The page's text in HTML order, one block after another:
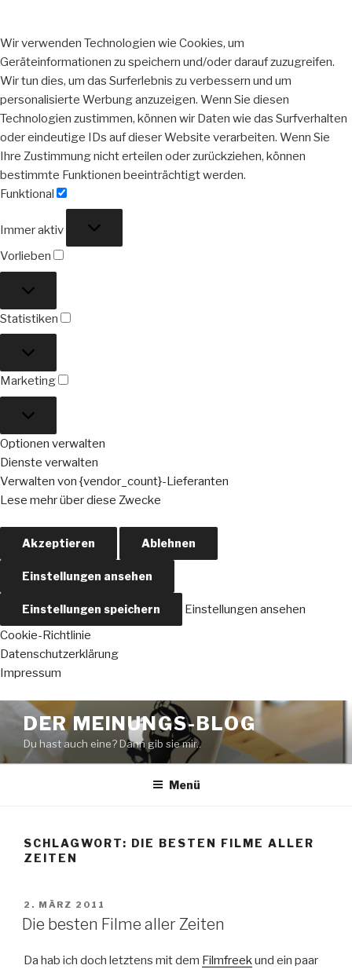
Wir verwenden Technologien wie Cookies, um
Geräteinformationen zu speichern und/oder darauf zuzugreifen.
Wir tun dies, um das Surferlebnis zu verbessern und um
personalisierte Werbung anzuzeigen. Wenn Sie diesen
Technologien zustimmen, können wir Daten wie das Surfverhalten
oder eindeutige IDs auf dieser Website verarbeiten. Wenn Sie
Ihre Zustimmung nicht erteilen oder zurückziehen, können
bestimmte Funktionen beeinträchtigt werden.
Funktional
Immer aktiv
Vorlieben
Statistiken
Marketing
Optionen verwalten
Dienste verwalten
Verwalten von {vendor_count}-Lieferanten
Lese mehr über diese Zwecke
Akzeptieren Ablehnen
Einstellungen ansehen
Einstellungen speichern
Einstellungen ansehen
Cookie-Richtlinie
Datenschutzerklärung
Impressum
Zum
Inhalt
springen
DER MEINUNGS-BLOG
Du hast auch eine? Dann gib sie mir..
Menü
SCHLAGWORT: DIE BESTEN FILME ALLER
ZEITEN
VERÖFFENTLICHT
AM
2. MÄRZ 2011
Die besten Filme aller Zeiten
Da hab ich doch letztens mit dem Filmfreekund ein paar